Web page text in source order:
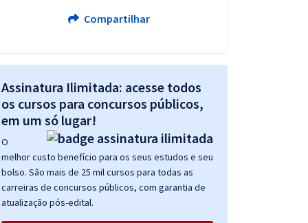
Compartilhar
Assinatura Ilimitada: acesse todos
os cursos para concursos públicos,
em um só lugar!
O
melhor custo benefício para os seus estudos e seu
bolso. São mais de 25 mil cursos para todas as
carreiras de concursos públicos, com garantia de
atualização pós-edital.